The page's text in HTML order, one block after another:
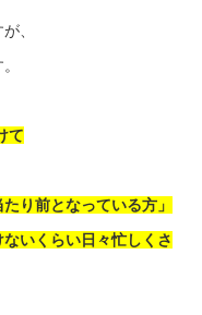
、
て
り前となっている方」
いくらい日々忙しくさ